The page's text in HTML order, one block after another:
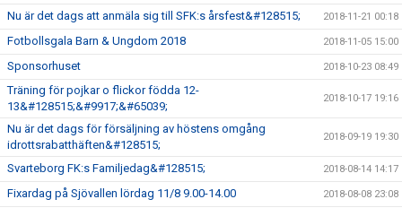
Nu är det dags att anmäla sig till SFK:s årsfest&#128515; 2018-11-21 00:18
Fotbollsgala Barn & Ungdom 2018 2018-11-05 15:00
Sponsorhuset 2018-10-23 08:49
Träning för pojkar o flickor födda 12-
13&#128515;&#9917;&#65039;
2018-10-17 19:16
Nu är det dags för försäljning av höstens omgång
idrottsrabatthäften&#128515;
2018-09-19 19:30
Svarteborg FK:s Familjedag&#128515; 2018-08-14 14:17
Fixardag på Sjövallen lördag 11/8 9.00-14.00 2018-08-08 23:08